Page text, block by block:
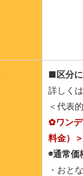
■区分に
詳しくは
＜代表
✿ワンデ
料金）＞
◉通常価
・おと